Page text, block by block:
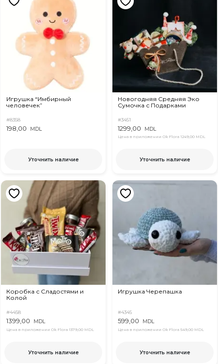
Игрушка “Имбирный
человечек”
#8358
198,00 MDL
Уточнить наличие
Новогодняя Средняя Эко
Сумочка с Подарками
#3451
1299,00 MDL
Цена в приложении Ok Flora 1249,00 MDL
Уточнить наличие
Коробка с Сладостями и
Колой
#4458
1399,00 MDL
Цена в приложении Ok Flora 1379,00 MDL
Уточнить наличие
Игрушка Черепашка
#4345
599,00 MDL
Цена в приложении Ok Flora 549,00 MDL
Уточнить наличие